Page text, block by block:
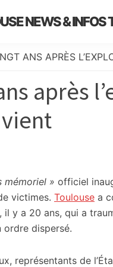
NEWS & INFOS
ANS APRÈS
après
mémoriel » officiel
victimes. Toulouse a
il y a 20 ans, qui a
ordre dispersé.
représentants de